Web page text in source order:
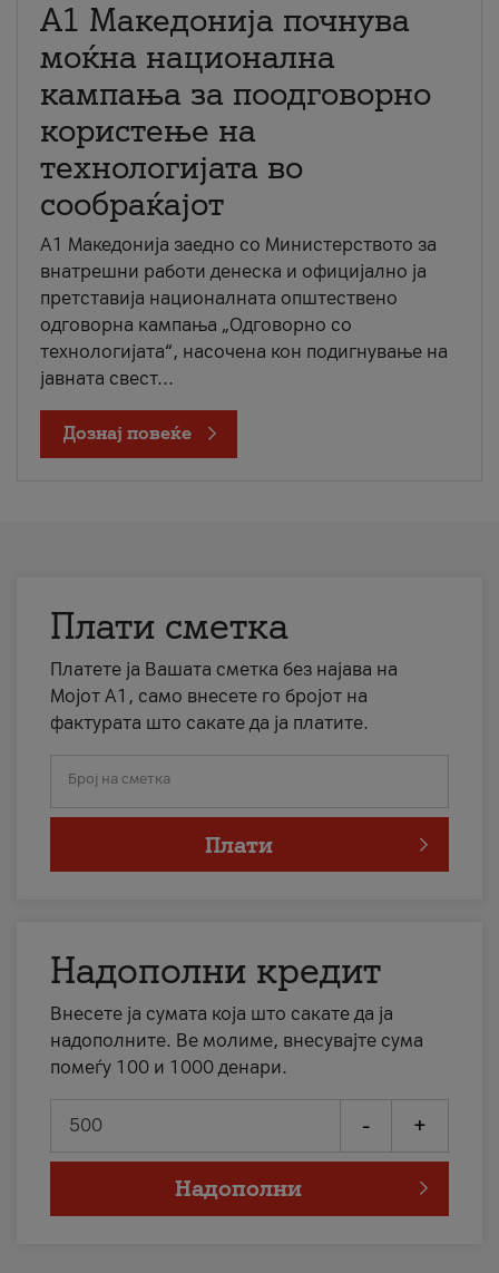
A1 Македонија почнува
моќна национална
кампања за поодговорно
користење на
технологијата во
сообраќајот
A1 Македонија заедно со Министерството за
внатрешни работи денеска и официјално ја
претставија националната општествено
одговорна кампања „Одговорно со
технологијата“, насочена кон подигнување на
јавната свест...
Дознај повеќе
Плати сметка
Платете ја Вашата сметка без најава на
Мојот А1, само внесете го бројот на
фактурата што сакате да ја платите.
Број на сметка
Плати
Надополни кредит
Внесете ја сумата која што сакате да ја
надополните. Ве молиме, внесувајте сума
помеѓу 100 и 1000 денари.
- +
Надополни